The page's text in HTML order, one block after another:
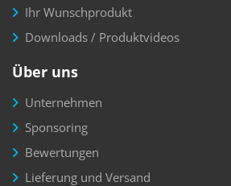
Ihr Wunschprodukt
Downloads / Produktvideos
Über uns
Unternehmen
Sponsoring
Bewertungen
Lieferung und Versand